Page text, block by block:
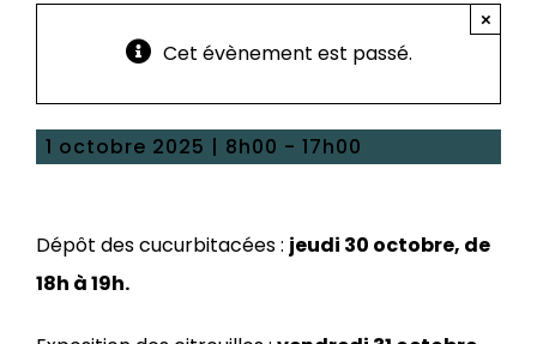
Cet évènement est passé.
×
1 octobre 2025 | 8h00 - 17h00
Dépôt des cucurbitacées : jeudi 30 octobre, de
18h à 19h.